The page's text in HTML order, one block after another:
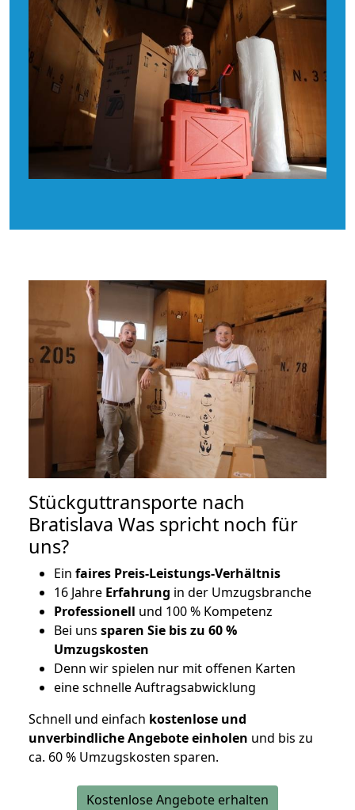
Stückguttransporte nach
Bratislava Was spricht noch für
uns?
Ein faires Preis-Leistungs-Verhältnis
16 Jahre Erfahrung in der Umzugsbranche
Professionell und 100 % Kompetenz
Bei uns sparen Sie bis zu 60 %
Umzugskosten
Denn wir spielen nur mit offenen Karten
eine schnelle Auftragsabwicklung
Schnell und einfach kostenlose und
unverbindliche Angebote einholen und bis zu
ca. 60 % Umzugskosten sparen.
Kostenlose Angebote erhalten